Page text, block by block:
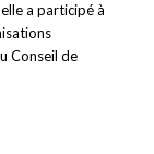
a participé à
Conseil de